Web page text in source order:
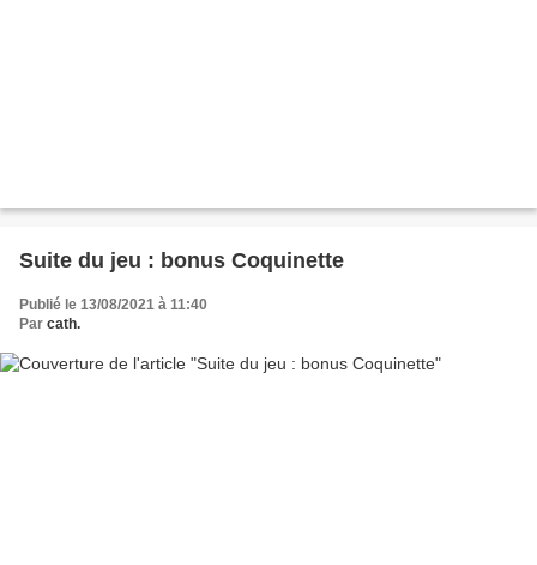
Suite du jeu : bonus Coquinette
Publié le 13/08/2021 à 11:40
Par cath.